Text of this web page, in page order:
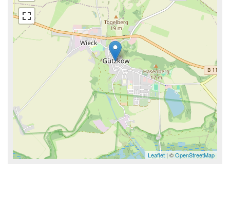
Leaflet| ©OpenStreetMap